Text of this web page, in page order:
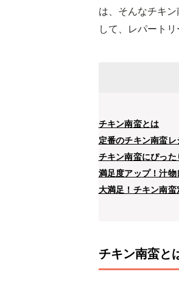
は、そんなチキ
して、レパートリ
チキン南蛮とは
定番のチキン南蛮レ
チキン南蛮にぴっ
満足度アップ！汁
大満足！チキン南
チキン南蛮と